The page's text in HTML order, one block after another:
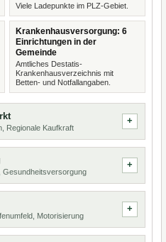
Viele Ladepunkte im PLZ-Gebiet.
Krankenhausversorgung: 6
Einrichtungen in der
Gemeinde
Amtliches Destatis-
Krankenhausverzeichnis mit
Betten- und Notfallangaben.
Regionale Kaufkraft
Gesundheitsversorgung
Motorisierung